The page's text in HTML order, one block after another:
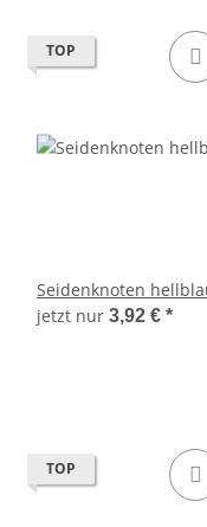
TOP
Seidenknoten
jetzt nur 3,92 € *
TOP